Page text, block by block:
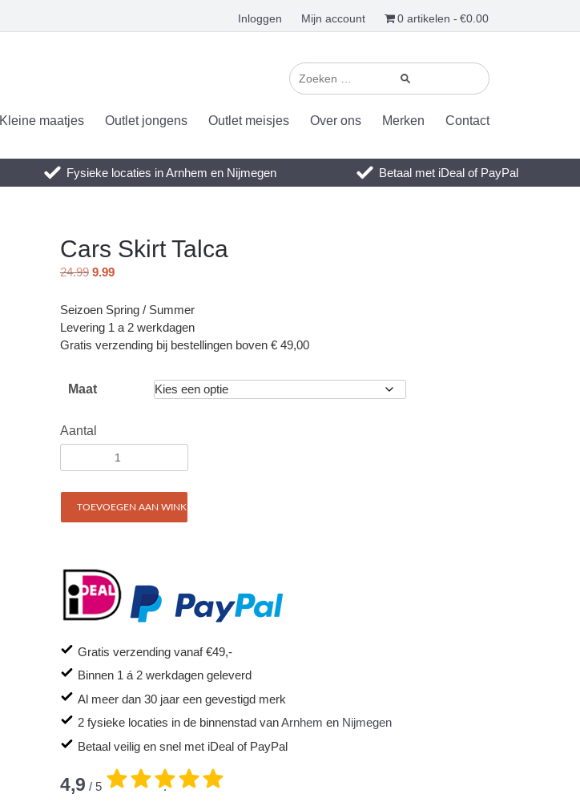
Inloggen Mijn account 0 artikelen €0.00
Kleine maatjes Outlet jongens Outlet meisjes Over ons Merken Contact
Fysieke locaties in Arnhem en Nijmegen Betaal met iDeal of PayPal
Cars Skirt Talca
24.99 9.99
Seizoen Spring / Summer
Levering 1 a 2 werkdagen
Gratis verzending bij bestellingen boven € 49,00
Maat
Aantal
TOEVOEGEN AAN WINKELWAGEN
Gratis verzending vanaf €49,-
Binnen 1 á 2 werkdagen geleverd
Al meer dan 30 jaar een gevestigd merk
2 fysieke locaties in de binnenstad vanArnhem en Nijmegen
Betaal veilig en snel met iDeal of PayPal
4,9 / 5 .